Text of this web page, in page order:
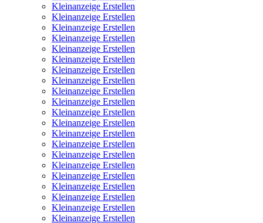
Kleinanzeige Erstellen
Kleinanzeige Erstellen
Kleinanzeige Erstellen
Kleinanzeige Erstellen
Kleinanzeige Erstellen
Kleinanzeige Erstellen
Kleinanzeige Erstellen
Kleinanzeige Erstellen
Kleinanzeige Erstellen
Kleinanzeige Erstellen
Kleinanzeige Erstellen
Kleinanzeige Erstellen
Kleinanzeige Erstellen
Kleinanzeige Erstellen
Kleinanzeige Erstellen
Kleinanzeige Erstellen
Kleinanzeige Erstellen
Kleinanzeige Erstellen
Kleinanzeige Erstellen
Kleinanzeige Erstellen
Kleinanzeige Erstellen